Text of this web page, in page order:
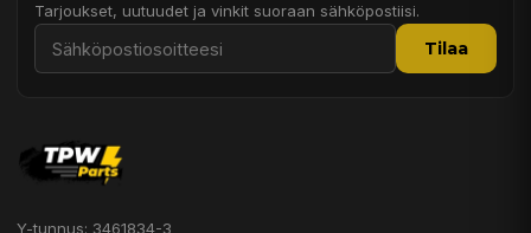
Tarjoukset, uutuudet ja vinkit suoraan sähköpostiisi.
Tilaa
Y-tunnus: 3461834-3